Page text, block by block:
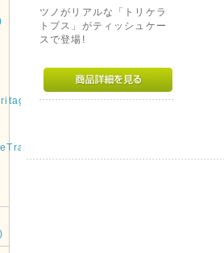
ツノがリアルな「トリケラ
トプス」がティッシュケー
スで登場!